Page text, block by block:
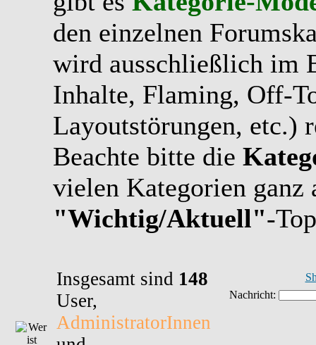
den einzelnen
wird ausschließlich im
Inhalte, Flaming, Off-
Layoutstörungen, etc.)
Beachte bitte die
vielen Kategorien ganz
"Wichtig/Aktuell"-
Insgesamt sind 148
User,
AdministratorInnen